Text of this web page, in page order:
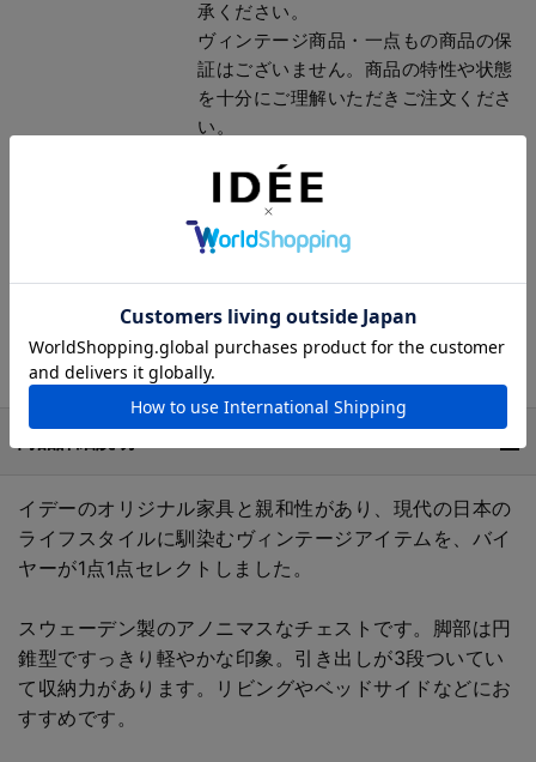
承ください。
ヴィンテージ商品・一点もの商品の保
証はございません。商品の特性や状態
を十分にご理解いただきご注文くださ
い。
に起因する損傷が含まれます。
* 直射日光、冷暖房機器ほか電気製品
の熱などによる納品後の変形、変色。
* その他不適切な取扱い、不注意によ
り生じた損傷、故障。
イデーのオリジナル家具と親和性があり、現代の日本の
ライフスタイルに馴染むヴィンテージアイテムを、バイ
ヤーが1点1点セレクトしました。
スウェーデン製のアノニマスなチェストです。脚部は円
錐型ですっきり軽やかな印象。引き出しが3段ついてい
て収納力があります。リビングやベッドサイドなどにお
すすめです。